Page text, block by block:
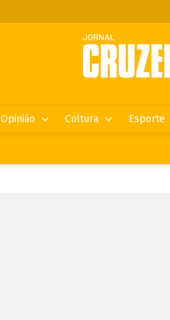
Opinião Cultura Esporte